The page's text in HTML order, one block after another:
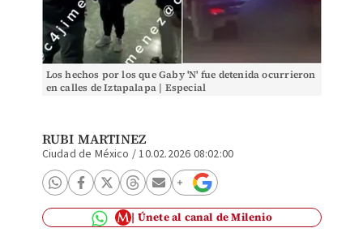
Los hechos por los que Gaby 'N' fue detenida ocurrieron
en calles de Iztapalapa | Especial
RUBI MARTINEZ
Ciudad de México /10.02.2026 08:02:00
Únete al canal de Milenio